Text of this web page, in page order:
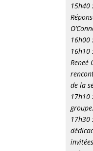
15h40
16h00
16h10
Reneé
de la
17h10
17h30